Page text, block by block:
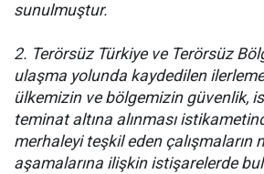
sunulmuştur.
2. Terörsüz Türkiye ve Terörsüz
ulaşma yolunda kaydedilen
ülkemizin ve bölgemizin güvenlik,
teminat altına alınması
merhaleyi teşkil eden çalışmaların
aşamalarına ilişkin istişarelerde